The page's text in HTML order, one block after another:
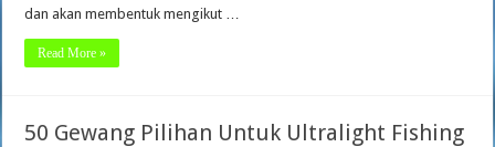
dan akan membentuk mengikut …
Read More »
50 Gewang Pilihan Untuk Ultralight Fishing